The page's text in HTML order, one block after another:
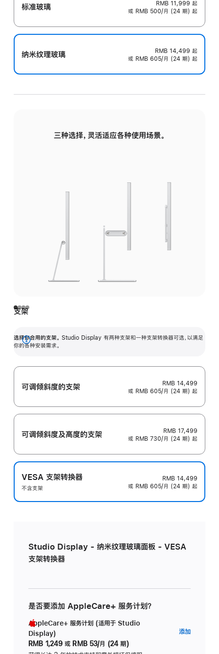
标准玻璃 RMB 11,999 起
或 RMB 500/月 (24 期) 起
纳米纹理玻璃 RMB 14,499 起
或 RMB 605/月 (24 期) 起
三种选择，灵活适应各种使用场景。
支架
选择你合用的支架。 Studio Display 有两种支架和一种支架转换器可选，以满足
你的各种安装需求。
展
可调倾斜度的支架
RMB 14,499
或 RMB 605/月 (24 期) 起
可调倾斜度及高‍度的支‍架
RMB 17,499
或 RMB 730/月 (24 期) 起
VESA 支架转换器
不含支架
RMB 14,499
或 RMB 605/月 (24 期) 起
Studio Display - 纳米纹理玻璃面板 - VESA
支架转换器
是否要添加 AppleCare+ 服务计划？
AppleCare+ 服务计划 (适用于 Studio
Display)
RMB 1,249 或 RMB 53/月 (24 期)
添加